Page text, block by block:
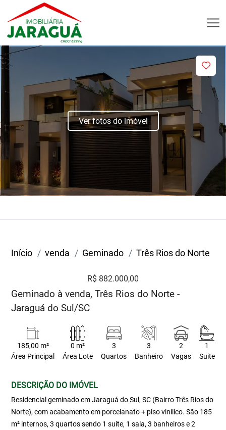
Ver fotos do imóvel
Início venda Geminado Três Rios do Norte
R$ 882.000,00
Geminado à venda, Três Rios do Norte -
Jaraguá do Sul/SC
185,00 m²
Área Principal
0 m²
Área Lote
3
Quartos
3
Banheiro
2
Vagas
1
Suite
DESCRIÇÃO DO IMÓVEL
Residencial geminado em Jaraguá do Sul, SC (Bairro Três Rios do
Norte), com acabamento em porcelanato + piso vinílico. São 185
m² internos, 3 quartos sendo 1 suíte, 1 sala, 3 banheiros e 2